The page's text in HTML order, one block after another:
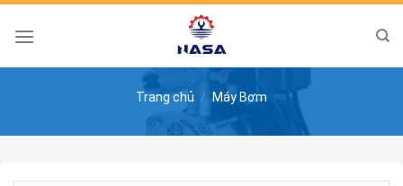
Skip
Trang chủ / Máy Bơm